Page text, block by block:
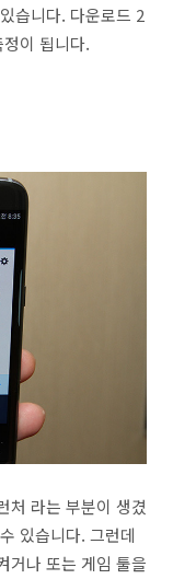
습니다. 다운로드 2
이 됩니다.
처 라는 부분이 생겼
있습니다. 그런데
거나 또는 게임 툴을